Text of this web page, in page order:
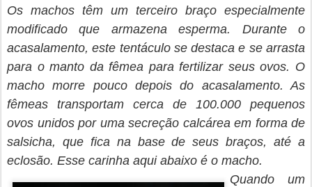
Os machos têm um terceiro braço especialmente
modificado que armazena esperma. Durante o
acasalamento, este tentáculo se destaca e se arrasta
para o manto da fêmea para fertilizar seus ovos. O
macho morre pouco depois do acasalamento. As
fêmeas transportam cerca de 100.000 pequenos
ovos unidos por uma secreção calcárea em forma de
salsicha, que fica na base de seus braços, até a
eclosão. Esse carinha aqui abaixo é o macho.
Quando um